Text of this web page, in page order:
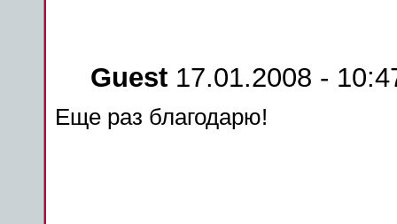
Guest 17.01.2008 -
Еще раз благодарю!